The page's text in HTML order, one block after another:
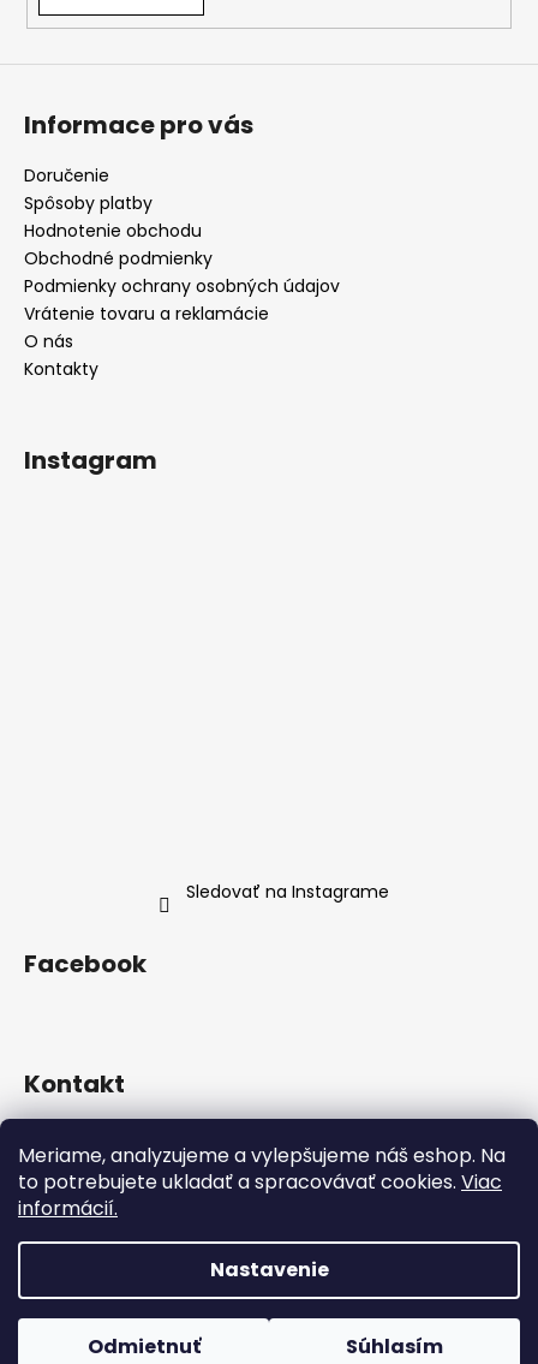
Meriame, analyzujeme a vylepšujeme náš eshop. Na
to potrebujete ukladať a spracovávať cookies. Viac
informácií.
Nastavenie
Odmietnuť Súhlasím
Informace pro vás
Doručenie
Spôsoby platby
Hodnotenie obchodu
Obchodné podmienky
Podmienky ochrany osobných údajov
Vrátenie tovaru a reklamácie
O nás
Kontakty
Instagram
Sledovať na Instagrame
Facebook
Kontakt
+420 702 114 113
Neness Official SK
neness_czsk/
Copyright 2026Neness Official SK. Všetky práva